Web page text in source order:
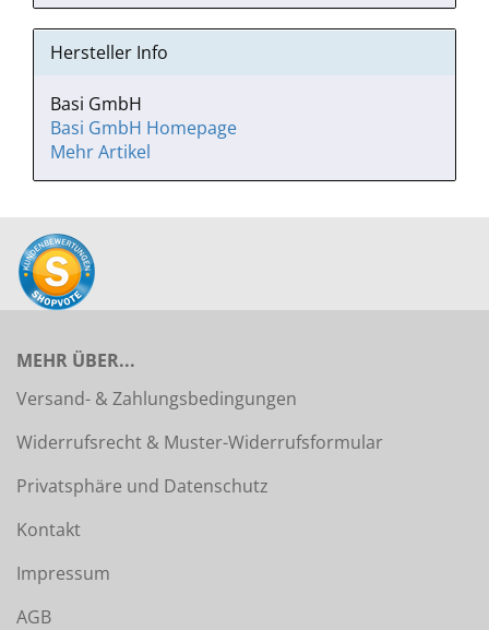
Hersteller Info
Basi GmbH
Basi GmbH Homepage
Mehr Artikel
MEHR ÜBER...
Versand- & Zahlungsbedingungen
Widerrufsrecht & Muster-Widerrufsformular
Privatsphäre und Datenschutz
Kontakt
Impressum
AGB